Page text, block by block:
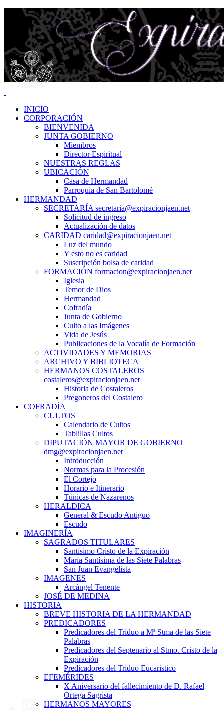
INICIO
CORPORACIÓN
BIENVENIDA
JUNTA GOBIERNO
Miembros
Director Espiritual
NUESTRAS REGLAS
UBICACIÓN
Casa de Hermandad
Parroquia de San Bartolomé
HERMANDAD
SECRETARÍA secretaria@expiracionjaen.net
Solicitud de ingreso
Actualización de datos
CARIDAD caridad@expiracionjaen.net
Luz del mundo
Y esto no es caridad
Suscripción bolsa de caridad
FORMACIÓN formacion@expiracionjaen.net
Iglesia
Temor de Dios
Hermandad
Cofradía
Junta de Gobierno
Culto a las Imágenes
Vida de Jesús
Publicaciones de la Vocalía de Formación
ACTIVIDADES Y MEMORIAS
ARCHIVO Y BIBLIOTECA
HERMANOS COSTALEROS
costaleros@expiracionjaen.net
Historia de Costaleros
Pregoneros del Costalero
COFRADÍA
CULTOS
Calendario de Cultos
Tablillas Cultos
DIPUTACIÓN MAYOR DE GOBIERNO
dmg@expiracionjaen.net
Introducción
Normas para la Procesión
El Cortejo
Horario e Itinerario
Túnicas de Nazarenos
HERALDICA
General & Escudo Antiguo
Escudo
IMAGINERÍA
SAGRADOS TITULARES
Santísimo Cristo de la Expiración
María Santísima de las Siete Palabras
San Juan Evangelista
IMAGENES
Arcángel Tenente
JOSÉ DE MEDINA
HISTORIA
BREVE HISTORIA DE LA HERMANDAD
PREDICADORES
Predicadores del Triduo a Mª Stma de las Siete
Palabras
Predicadores del Septenario al Stmo. Cristo de la
Expiración
Predicadores del Triduo Eucaristico
EFEMÉRIDES
X Aniversario del fallecimiento de D. Rafael
Ortega Sagrista
HERMANOS MAYORES